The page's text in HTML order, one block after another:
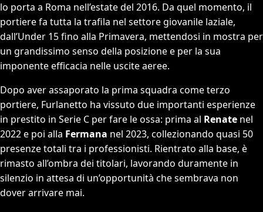
lo porta a Roma nell’estate del 2016. Da quel momento, il
portiere fa tutta la trafila nel settore giovanile laziale,
dall’Under 15 fino alla Primavera, mettendosi in mostra per
un grandissimo senso della posizione e per la sua
imponente efficacia nelle uscite aeree.
Dopo aver assaporato la prima squadra come terzo
portiere, Furlanetto ha vissuto due importanti esperienze
in prestito in Serie C per fare le ossa: prima al Renate nel
2022 e poi alla Fermana nel 2023, collezionando quasi 50
presenze totali tra i professionisti. Rientrato alla base, è
rimasto all’ombra dei titolari, lavorando duramente in
silenzio in attesa di un’opportunità che sembrava non
dover arrivare mai.